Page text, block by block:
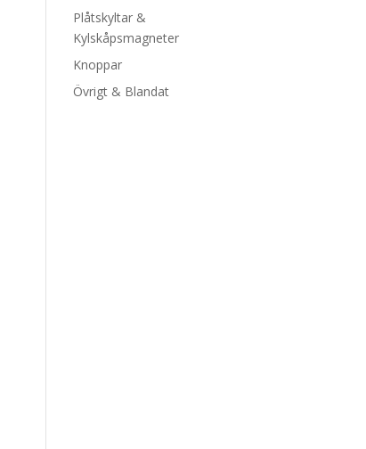
Plåtskyltar &
Kylskåpsmagneter
Knoppar
Övrigt & Blandat